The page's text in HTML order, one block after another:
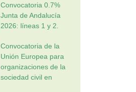
Convocatoria 0.7%
Junta de Andalucía
2026: líneas 1 y 2.
Convocatoria de la
Unión Europea para
organizaciones de la
sociedad civil en